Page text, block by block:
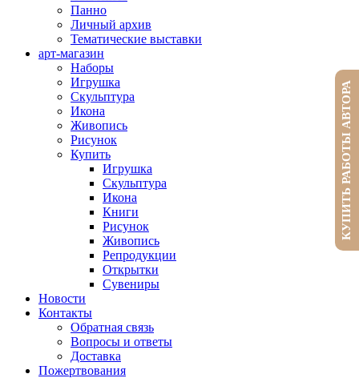
Панно
Личный архив
Тематические выставки
арт-магазин
Наборы
Игрушка
Скульптура
Икона
Живопись
Рисунок
Купить
Игрушка
Скульптура
Икона
Книги
Рисунок
Живопись
Репродукции
Открытки
Сувениры
Новости
Контакты
Обратная связь
Вопросы и ответы
Доставка
Пожертвования
КУПИТЬ РАБОТЫ АВТОРА